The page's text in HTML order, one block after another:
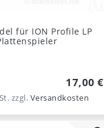
für ION Profile LP
17,00 €
zzgl. Versandkosten